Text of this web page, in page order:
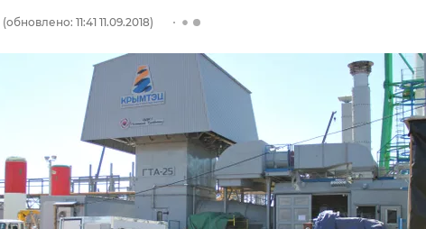
(обновлено: 11:41 11.09.2018)